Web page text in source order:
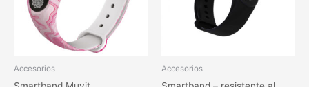
Accesorios Accesorios